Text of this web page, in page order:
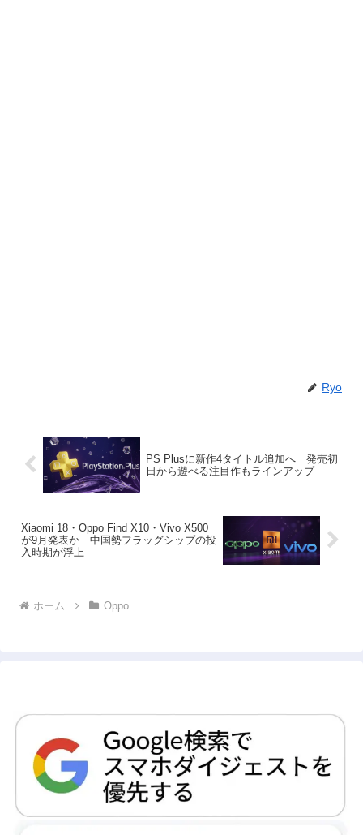
Ryo
PS Plusに新作4タイトル追加へ 発売初
日から遊べる注目作もラインアップ
Xiaomi 18・Oppo Find X10・Vivo X500
が9月発表か 中国勢フラッグシップの投
入時期が浮上
ホーム Oppo